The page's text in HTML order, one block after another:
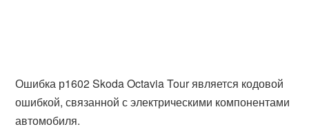
Ошибка р1602 Skoda Octavia Tour является кодовой
ошибкой, связанной с электрическими компонентами
автомобиля.